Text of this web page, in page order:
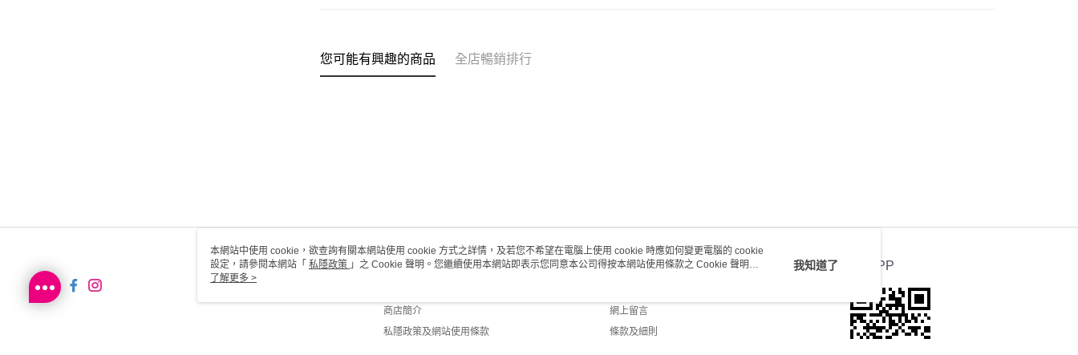
您可能有興趣的商品 全店暢銷排行
關於我們
商店簡介
私隱政策及網站使用條款
客戶服務
網上留言
條款及細則
官方APP
本網站中使用 cookie，欲查詢有關本網站使用 cookie 方式之詳情，及若您不希望在電腦上使用 cookie 時應如何變更電腦的 cookie
設定，請參閱本網站「 私隱政策 」之 Cookie 聲明。您繼續使用本網站即表示您同意本公司得按本網站使用條款之 Cookie 聲明使
用 cookie。
了解更多 >
我知道了